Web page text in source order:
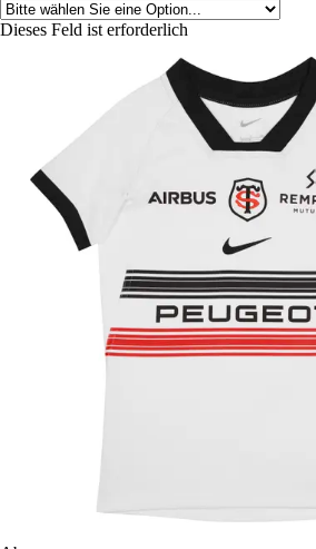
Dieses Feld ist erforderlich